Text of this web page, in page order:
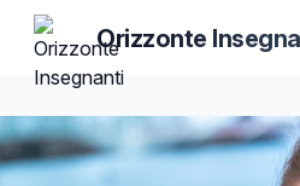
Orizzonte